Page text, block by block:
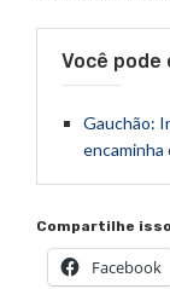
Você
Gauchão:
Compartilhe
Facebook